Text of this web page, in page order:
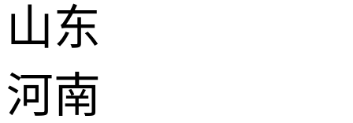
山东
河南